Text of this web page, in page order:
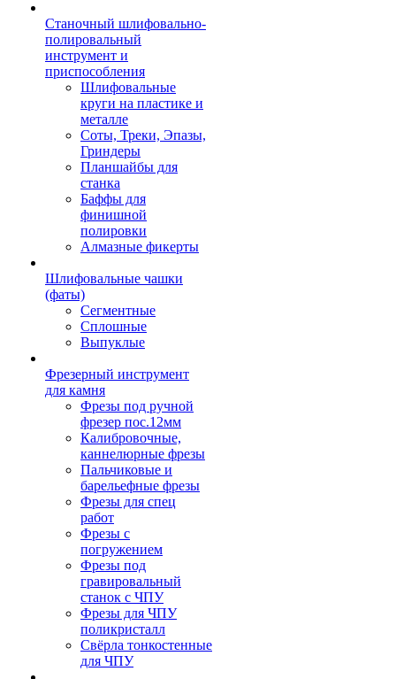
Станочный шлифовально-
полировальный
инструмент и
приспособления
Шлифовальные
круги на пластике и
металле
Соты, Треки, Эпазы,
Гриндеры
Планшайбы для
станка
Баффы для
финишной
полировки
Алмазные фикерты
Шлифовальные чашки
(фаты)
Сегментные
Сплошные
Выпуклые
Фрезерный инструмент
для камня
Фрезы под ручной
фрезер пос.12мм
Калибровочные,
каннелюрные фрезы
Пальчиковые и
барельефные фрезы
Фрезы для спец
работ
Фрезы с
погружением
Фрезы под
гравировальный
станок с ЧПУ
Фрезы для ЧПУ
поликристалл
Свёрла тонкостенные
для ЧПУ